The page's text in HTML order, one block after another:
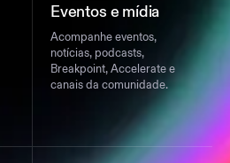
Eventos e mídia
Acompanhe eventos,
notícias, podcasts,
Breakpoint, Accelerate e
canais da comunidade.